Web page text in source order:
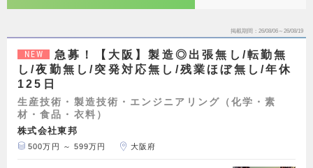
掲載期間 26/08/06～26/08/19
NEW
急募！【大阪】製造◎出張無し/転勤無
し/夜勤無し/突発対応無し/残業ほぼ無し/年休
125日
生産技術・製造技術・エンジニアリング（化学・素
材・食品・衣料）
株式会社東邦
500万円 ～ 599万円 大阪府